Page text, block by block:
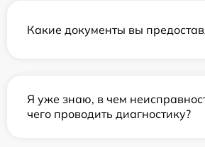
Какие документы вы
Я уже знаю, в чем
чего проводить диагностику?